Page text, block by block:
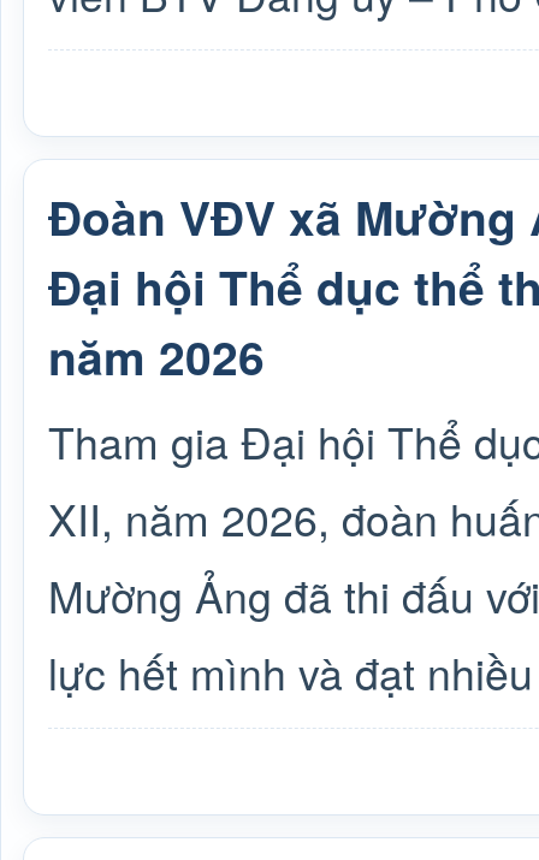
Đoàn VĐV xã
Đại hội Thể dục thể
năm 2026
Tham gia Đại hội Thể
XII, năm 2026, đoàn
Mường Ảng đã thi đấu
lực hết mình và đạt